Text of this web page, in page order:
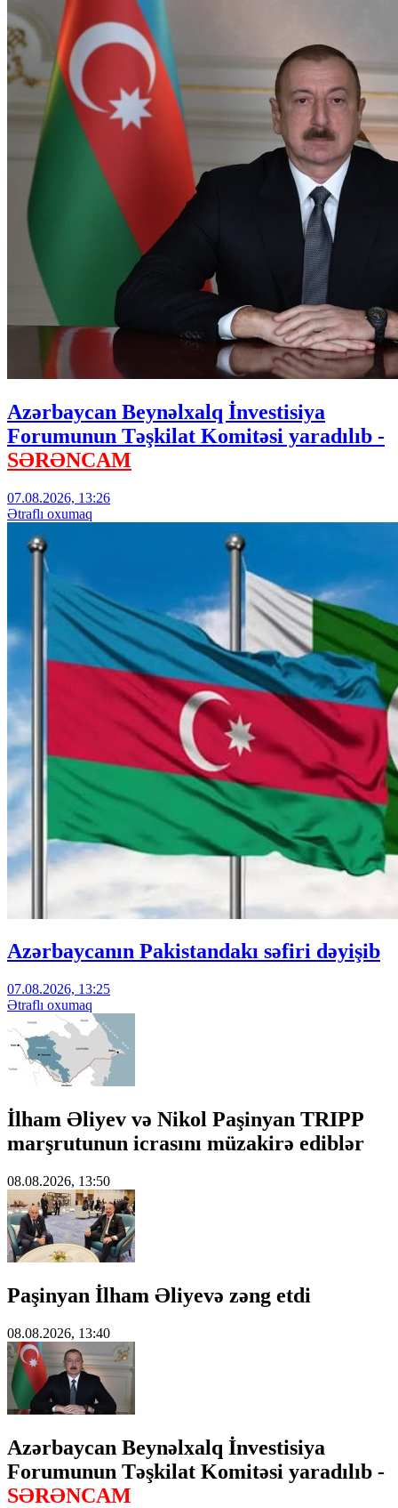
Azərbaycan Beynəlxalq İnvestisiya
Forumunun Təşkilat Komitəsi yaradılıb -
SƏRƏNCAM
07.08.2026, 13:26
Ətraflı oxumaq
Azərbaycanın Pakistandakı səfiri dəyişib
07.08.2026, 13:25
Ətraflı oxumaq
İlham Əliyev və Nikol Paşinyan TRIPP
marşrutunun icrasını müzakirə ediblər
08.08.2026, 13:50
Paşinyan İlham Əliyevə zəng etdi
08.08.2026, 13:40
Azərbaycan Beynəlxalq İnvestisiya
Forumunun Təşkilat Komitəsi yaradılıb -
SƏRƏNCAM